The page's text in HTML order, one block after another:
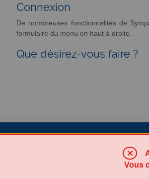
Connexion
De nombreuses fonctionnalités de
formulaire du menu en haut à droite.
Que désirez-vous faire ?
Vous